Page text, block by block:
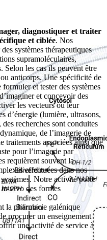
diagnostiquer et traiter
et ciblée. Nos
systèmes thérapeutiques
supramoléculaires,
Selon les cas ils peuvent être
anticorps. Une spécificité de
et tester des systèmes
et concevoir des
les vecteurs ou leur
d’énergie (lumière, ultrasons,
recherches sont conduites
de l’imagerie de
traitements associées ainsi que
pour l’imagerie par
requièrent souvent la
effectuées dans nos
Notre activité porte
vivo des formes
la pharmacie galénique
procurer un enseignement
une activité de service à